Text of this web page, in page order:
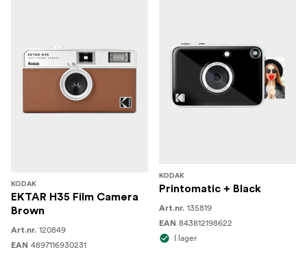
KODAK
EKTAR H35 Film Camera
Brown
Art.nr. 120849
EAN 4897116930231
KODAK
Printomatic + Black
Art.nr. 135819
EAN 843812198622
I lager